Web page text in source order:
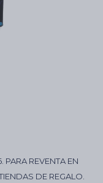
REVENTA EN
DE REGALO.